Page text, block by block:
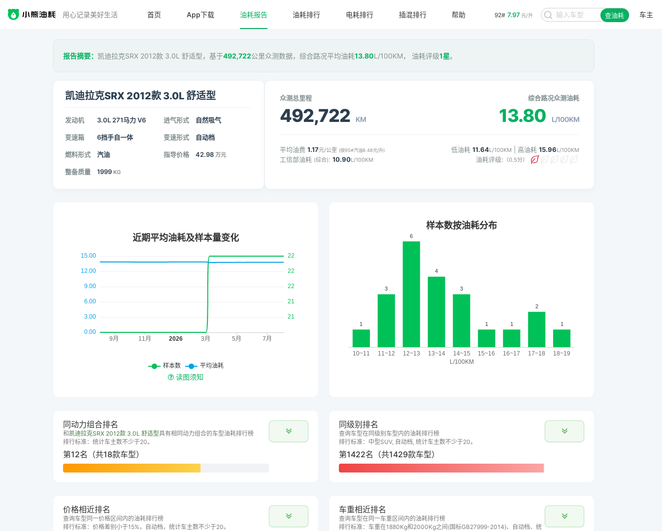
用心记录美好生活 92# 7.97 元/升 查油耗 车主
首页 App下载 油耗报告 油耗排行 电耗排行 插混排行 帮助
报告摘要： 凯迪拉克SRX 2012款 3.0L 舒适型，基于492,722公里众测数据，综合路况平均油耗13.80L/100KM， 油耗评级1星。
凯迪拉克SRX 2012款 3.0L 舒适型
发动机 3.0L 271马力 V6 进气形式 自然吸气
变速箱 6挡手自一体 变速形式 自动档
燃料形式 汽油 指导价格 42.98 万元
整备质量 1999 KG
众测总里程
492,722 KM
综合路况众测油耗
13.80 L/100KM
平均油费 1.17元/公里 (按95#汽油8.48元/升)
工信部油耗 (综合): 10.90L/100KM
低油耗 11.64L/100KM | 高油耗 15.96L/100KM
油耗评级: （0.5分）
读图须知
同动力组合排名
和 凯迪拉克SRX 2012款 3.0L 舒适型具有相同动力组合的车型油耗排行榜
排行标准：统计车主数不少于20。
第12名（共18款车型）
同级别排名
查询车型在同级别车型内的油耗排行榜
排行标准：中型SUV, 自动档, 统计车主数不少于20。
第1422名（共1429款车型）
价格相近排名
查询车型同一价格区间内的油耗排行榜
排行标准：价格差别小于15%，自动档，统计车主数不少于20。
车重相近排名
查询车型在同一车重区间内的油耗排行榜
排行标准：车重在1880Kg和2000Kg之间(国标GB27999-2014)、自动档、统